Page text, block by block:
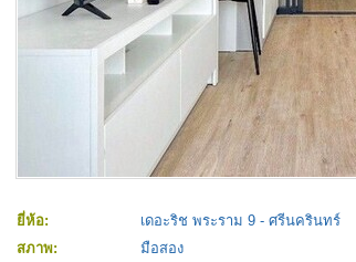
ยี่ห้อ: เดอะริช พระราม 9 - ศรีนครินทร์
สภาพ:
มือสอง